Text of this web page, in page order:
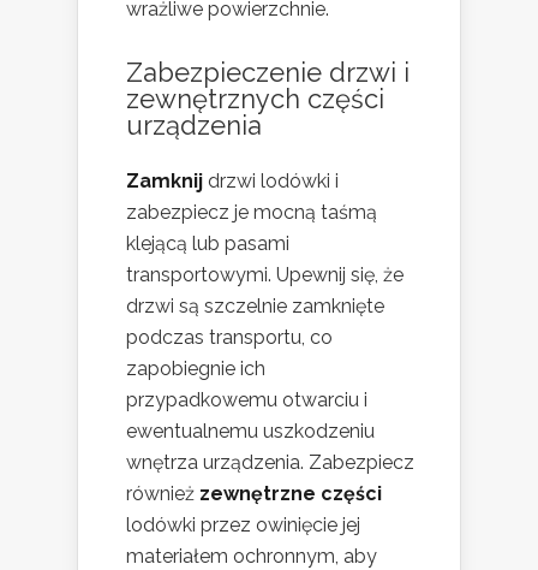
wrażliwe powierzchnie.
Zabezpieczenie drzwi i
zewnętrznych części
urządzenia
Zamknij drzwi lodówki i
zabezpiecz je mocną taśmą
klejącą lub pasami
transportowymi. Upewnij się, że
drzwi są szczelnie zamknięte
podczas transportu, co
zapobiegnie ich
przypadkowemu otwarciu i
ewentualnemu uszkodzeniu
wnętrza urządzenia. Zabezpiecz
również zewnętrzne części
lodówki przez owinięcie jej
materiałem ochronnym, aby